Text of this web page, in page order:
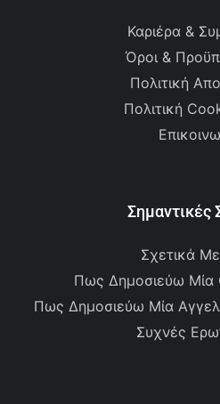
Καριέρα &
Όροι &
Πολιτική
Πολιτική
Σημαντικές
Σχετικά
Πως Δημοσιεύω Μία
Πως Δημοσιεύω Μία
Συχνές